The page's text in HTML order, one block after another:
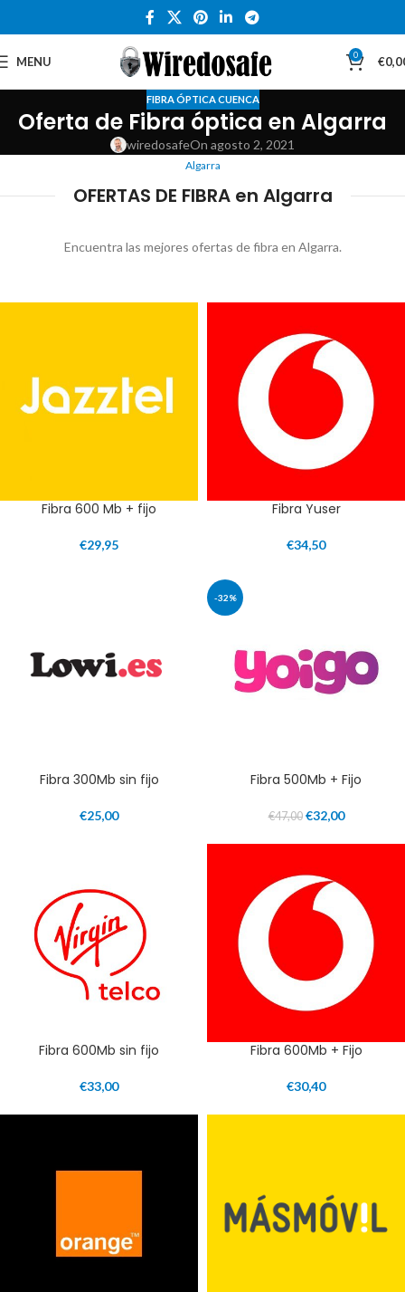
MENU 0 €
FIBRA ÓPTICA CUENCA
Oferta de Fibra óptica en Algarra
wiredosafeOn agosto 2, 2021
Algarra
OFERTAS DE FIBRA en Algarra
Encuentra las mejores ofertas de fibra en Algarra.
Fibra 600 Mb + fijo
€29,95
Fibra Yuser
€34,50
Fibra 300Mb sin fijo
€25,00
-32%
Fibra 500Mb + Fijo
€47,00 €32,00
Fibra 600Mb sin fijo
€33,00
Fibra 600Mb + Fijo
€30,40